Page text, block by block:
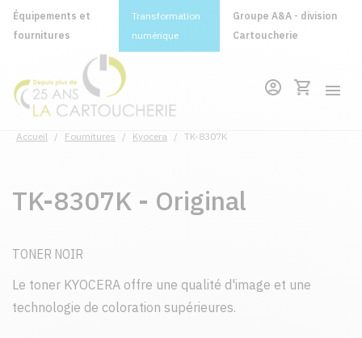
Équipements et
fournitures
Transformation
numérique
Groupe A&A - division
Cartoucherie
Accueil / Fournitures / Kyocera / TK-8307K
TK-8307K - Original
TONER NOIR
Le toner KYOCERA offre une qualité d'image et une
technologie de coloration supérieures.